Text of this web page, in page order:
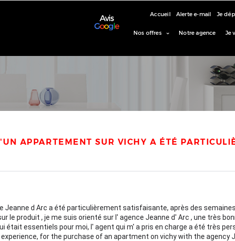
Accueil Alerte e-mail Je
Nos offres Notre agence Je
APPARTEMENT SUR VICHY A ÉTÉ
Jeanne d Arc a été particulièrement satisfaisante, après des
produit , je me suis orienté sur l' agence Jeanne d' Arc , une très
essentiels pour moi, l' agent qui m' a pris en charge a été très
for the purchase of an apartment on vichy with the agency